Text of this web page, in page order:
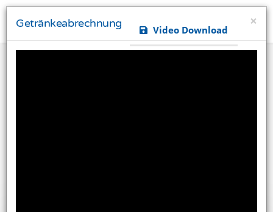
×
Getränkeabrechnung Video Download